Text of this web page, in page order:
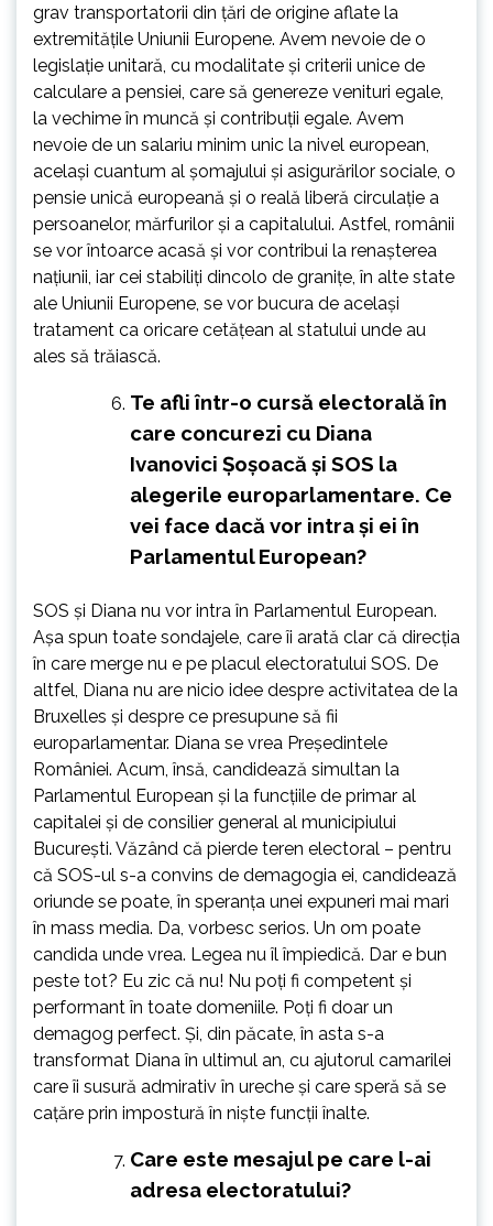
grav transportatorii din țări de origine aflate la
extremitățile Uniunii Europene. Avem nevoie de o
legislație unitară, cu modalitate și criterii unice de
calculare a pensiei, care să genereze venituri egale,
la vechime în muncă și contribuții egale. Avem
nevoie de un salariu minim unic la nivel european,
același cuantum al șomajului și asigurărilor sociale, o
pensie unică europeană și o reală liberă circulație a
persoanelor, mărfurilor și a capitalului. Astfel, românii
se vor întoarce acasă și vor contribui la renașterea
națiunii, iar cei stabiliți dincolo de granițe, în alte state
ale Uniunii Europene, se vor bucura de același
tratament ca oricare cetățean al statului unde au
ales să trăiască.
Te afli într-o cursă electorală în
care concurezi cu Diana
Ivanovici Șoșoacă și SOS la
alegerile europarlamentare. Ce
vei face dacă vor intra și ei în
Parlamentul European?
SOS și Diana nu vor intra în Parlamentul European.
Așa spun toate sondajele, care îi arată clar că direcția
în care merge nu e pe placul electoratului SOS. De
altfel, Diana nu are nicio idee despre activitatea de la
Bruxelles și despre ce presupune să fii
europarlamentar. Diana se vrea Președintele
României. Acum, însă, candidează simultan la
Parlamentul European și la funcțiile de primar al
capitalei și de consilier general al municipiului
București. Văzând că pierde teren electoral – pentru
că SOS-ul s-a convins de demagogia ei, candidează
oriunde se poate, în speranța unei expuneri mai mari
în mass media. Da, vorbesc serios. Un om poate
candida unde vrea. Legea nu îl împiedică. Dar e bun
peste tot? Eu zic că nu! Nu poți fi competent și
performant în toate domeniile. Poți fi doar un
demagog perfect. Și, din păcate, în asta s-a
transformat Diana în ultimul an, cu ajutorul camarilei
care îi susură admirativ în ureche și care speră să se
cațăre prin impostură în niște funcții înalte.
Care este mesajul pe care l-ai
adresa electoratului?